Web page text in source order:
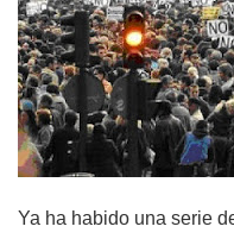
Ya ha habido una serie